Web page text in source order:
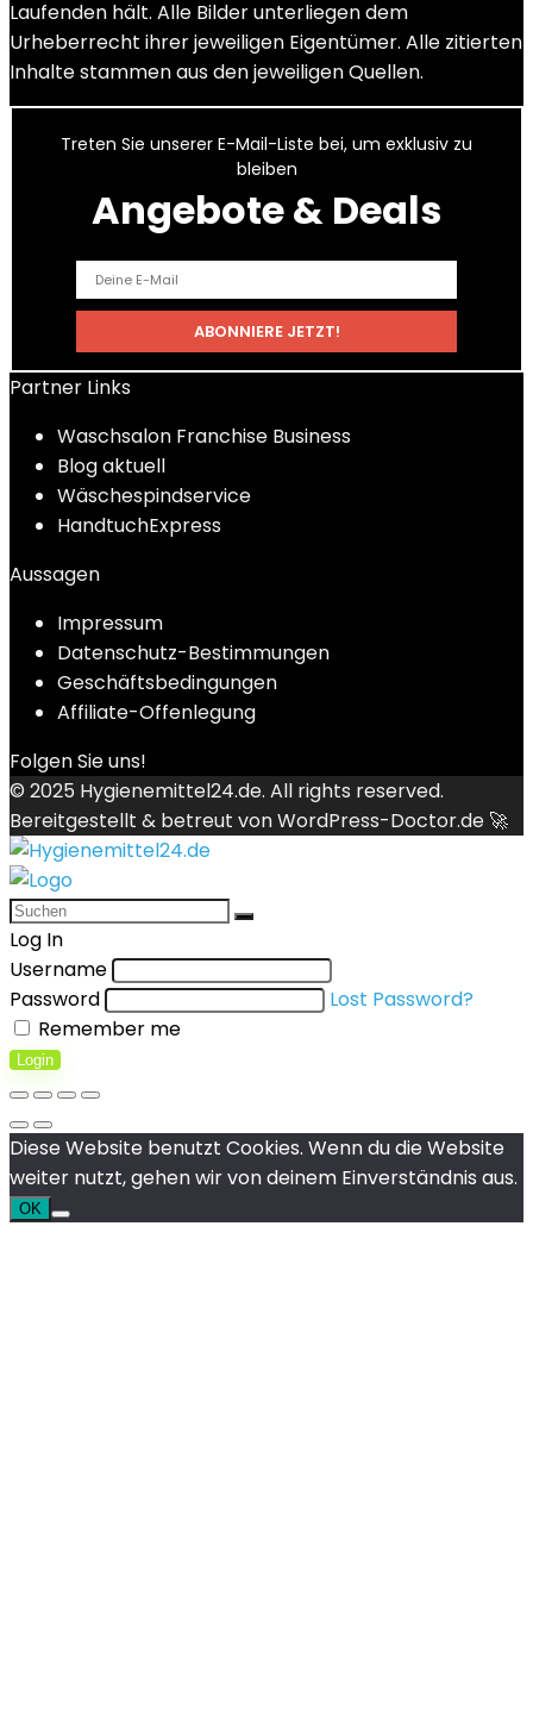
Laufenden hält. Alle Bilder unterliegen dem
Urheberrecht ihrer jeweiligen Eigentümer. Alle zitierten
Inhalte stammen aus den jeweiligen Quellen.
Treten Sie unserer E-Mail-Liste bei, um exklusiv zu
bleiben
Angebote & Deals
Partner Links
Waschsalon Franchise Business
Blog aktuell
Wäschespindservice
HandtuchExpress
Aussagen
Impressum
Datenschutz-Bestimmungen
Geschäftsbedingungen
Affiliate-Offenlegung
Folgen Sie uns!
© 2025 Hygienemittel24.de. All rights reserved.
Bereitgestellt & betreut vonWordPress-Doctor.de 🚀
Log In
Username
Password
Lost Password?
Remember me
Login
Diese Website benutzt Cookies. Wenn du die Website
weiter nutzt, gehen wir von deinem Einverständnis aus.
OK